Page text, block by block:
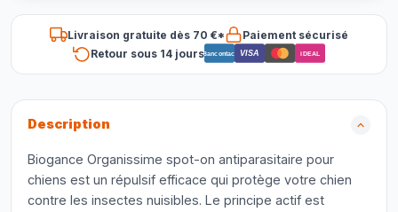
Livraison gratuite dès 70 €*
Paiement sécurisé
Retour sous 14 joursBancontact VISA iDEAL
Description
Biogance Organissime spot-on antiparasitaire pour
chiens est un répulsif efficace qui protège votre chien
contre les insectes nuisibles. Le principe actif est